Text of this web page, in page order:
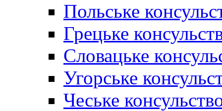
Польське
Грецьке
Словацьке
Угорське
Чеське